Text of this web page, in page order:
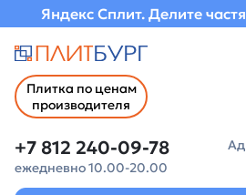
Яндекс Сплит. Делите
Плитка по ценам
производителя
+7 812 240-09-78
ежедневно 10.00-20.00